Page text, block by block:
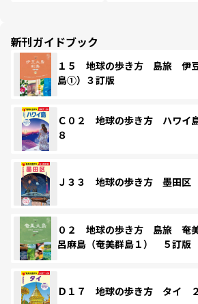
新刊ガイドブック
１５ 地球の歩き方 島旅 伊
島①）３訂版
Ｃ０２ 地球の歩き方 ハワイ
８
Ｊ３３ 地球の歩き方 墨田区
０２ 地球の歩き方 島旅 奄
呂麻島（奄美群島１） ５訂版
Ｄ１７ 地球の歩き方 タイ ２